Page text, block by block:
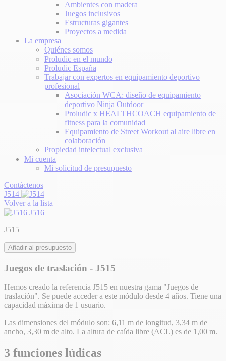
Ambientes con madera
Juegos inclusivos
Estructuras gigantes
Proyectos a medida
La empresa
Quiénes somos
Proludic en el mundo
Proludic España
Trabajar con expertos en equipamiento deportivo
profesional
Asociación WCA: diseño de equipamiento
deportivo Ninja Outdoor
Proludic x HEALTHCOACH equipamiento de
fitness para la comunidad
Equipamiento de Street Workout al aire libre en
colaboración
Propiedad intelectual exclusiva
Mi cuenta
Mi solicitud de presupuesto
Contáctenos
J514
Volver a la lista
J516
J515
Añadir al presupuesto
Juegos de traslación - J515
Hemos creado la referencia J515 en nuestra gama "Juegos de
traslación". Se puede acceder a este módulo desde 4 años. Tiene una
capacidad máxima de 1 usuario.
Las dimensiones del módulo son: 6,11 m de longitud, 3,34 m de
ancho, 3,30 m de alto. La altura de caída libre (ACL) es de 1,00 m.
3 funciones lúdicas